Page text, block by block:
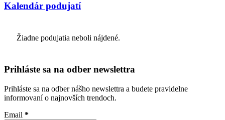
Kalendár podujatí
Žiadne podujatia neboli nájdené.
Prihláste sa na odber newslettra
Prihláste sa na odber nášho newslettra a budete pravidelne
informovaní o najnovších trendoch.
Email *